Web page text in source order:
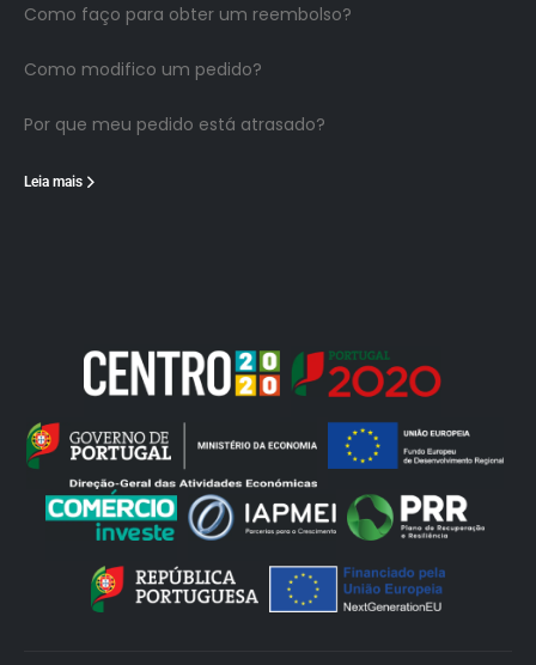
Como faço para obter um reembolso?
Como modifico um pedido?
Por que meu pedido está atrasado?
Leia mais